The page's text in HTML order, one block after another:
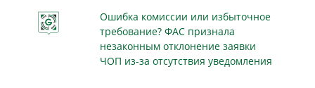
Ошибка комиссии или избыточное
требование? ФАС признала
незаконным отклонение заявки
ЧОП из-за отсутствия уведомления